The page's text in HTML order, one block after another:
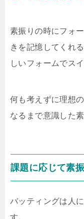
素振りの時にフォ
きを記憶してくれ
しいフォームでス
何も考えずに理想
なるまで意識した
課題に応じて素
バッティングは人